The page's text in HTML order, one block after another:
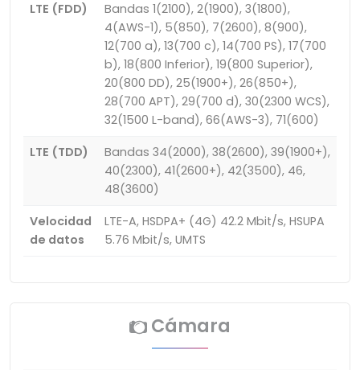
LTE (FDD)
Bandas 1(2100), 2(1900), 3(1800),
4(AWS-1), 5(850), 7(2600), 8(900),
12(700 a), 13(700 c), 14(700 PS), 17(700
b), 18(800 Inferior), 19(800 Superior),
20(800 DD), 25(1900+), 26(850+),
28(700 APT), 29(700 d), 30(2300 WCS),
32(1500 L-band), 66(AWS-3), 71(600)
LTE (TDD)
Bandas 34(2000), 38(2600), 39(1900+),
40(2300), 41(2600+), 42(3500), 46,
48(3600)
Velocidad
de datos
LTE-A, HSDPA+ (4G) 42.2 Mbit/s, HSUPA
5.76 Mbit/s, UMTS
Cámara